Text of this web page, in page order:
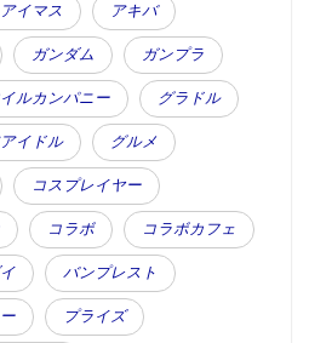
アイマス アキバ
ガンダム ガンプラ
ルカンパニー グラドル
イドル グルメ
コスプレイヤー
コラボ コラボカフェ
バンプレスト
プライズ